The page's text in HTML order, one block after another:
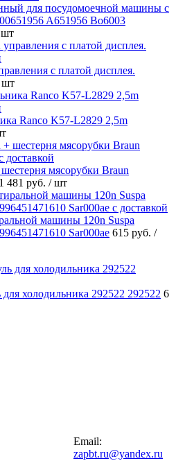
для посудомоечной машины с
A651956 Bo6003
с платой дисплея.
шт
Ranco K57-L2829 2,5m
мясорубки Braun
1 481 руб. / шт
машины 120n Suspa
Sar000ae 615 руб. /
холодильника 292522 292522 6
Email:
zapbt.ru@yandex.ru